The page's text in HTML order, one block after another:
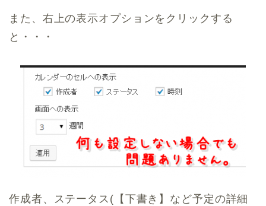
また、右上の表示オプションをクリックする
と・・・
作成者、ステータス(【下書き】など予定の詳細